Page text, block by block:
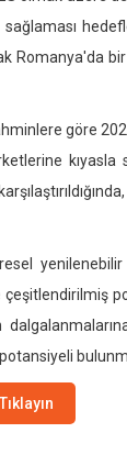
sağlaması
Romanya'da
göre
çeşitlendirilmiş